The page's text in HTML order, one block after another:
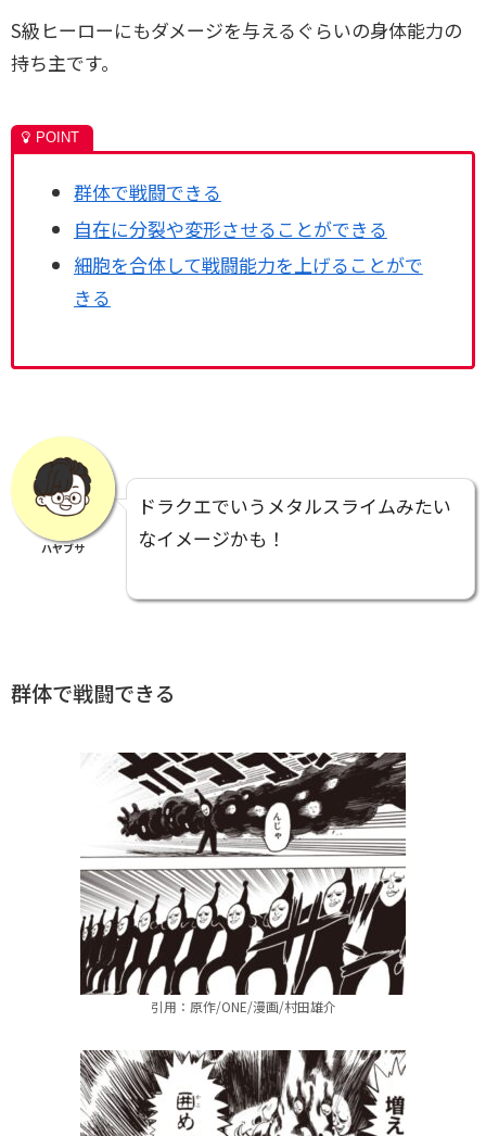
S級ヒーローにもダメージを与えるぐらいの身体能力の
持ち主です。
群体で戦闘できる
自在に分裂や変形させることができる
細胞を合体して戦闘能力を上げることがで
きる
ハヤブサ
ドラクエでいうメタルスライムみたい
なイメージかも！
群体で戦闘できる
引用：原作/ONE/漫画/村田雄介